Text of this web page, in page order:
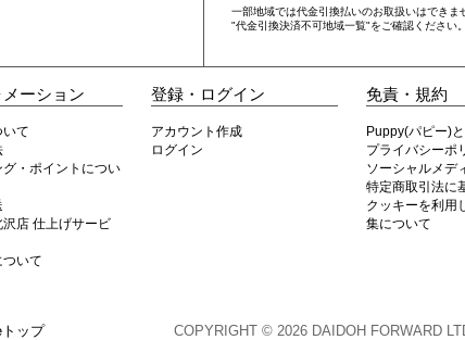
一部地域では代金引換払いのお取扱いはできま
"代金引換決済不可地域一覧"をご確認ください。
ーション
て
グ・ポイントについ
店 仕上げサービ
ついて
登録・ログイン
アカウント作成
ログイン
免責・規約
Puppy(パピー)
プライバシーポ
ソーシャルメデ
特定商取引法に
クッキーを利用
集について
ップ COPYRIGHT © 2026 DAIDOH FORWARD